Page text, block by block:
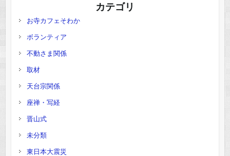
カテゴリ
お寺カフェそわか
ボランティア
不動さま関係
取材
天台宗関係
座禅・写経
晋山式
未分類
東日本大震災